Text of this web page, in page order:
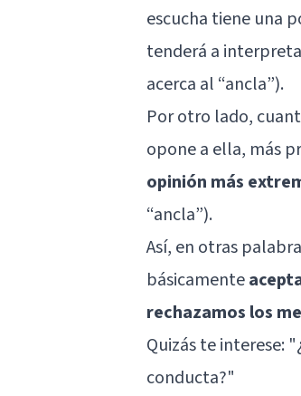
escucha tiene una
tenderá a
acerca al “ancla”).
Por otro lado,
opone a ella, más
opinión más
“ancla”).
Así, en otras
básicamente
rechazamos los
Quizás te interese: "
conducta?"